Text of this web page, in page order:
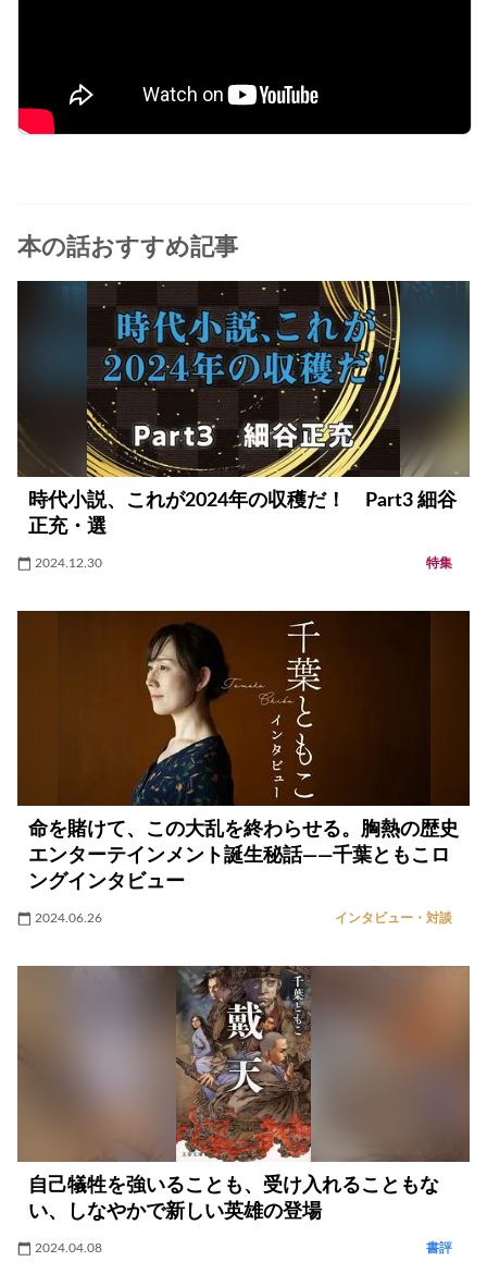
本の話おすすめ記事
時代小説、これが2024年の収穫だ！ Part3 細谷
正充・選
2024.12.30 特集
命を賭けて、この大乱を終わらせる。胸熱の歴史
エンターテインメント誕生秘話——千葉ともこロ
ングインタビュー
2024.06.26 インタビュー・対談
自己犠牲を強いることも、受け入れることもな
い、しなやかで新しい英雄の登場
2024.04.08 書評